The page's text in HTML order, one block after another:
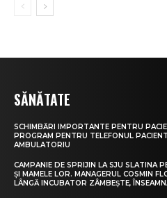
SĂNĂTATE
SCHIMBĂRI IMPORTANTE PENTRU
PROGRAM PENTRU TELEFONUL
AMBULATORIU
CAMPANIE DE SPRIJIN LA SJU SLATINA
ȘI MAMELE LOR. MANAGERUL COSMIN
LÂNGĂ INCUBATOR ZÂMBEȘTE,